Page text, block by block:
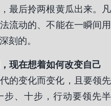
最后拎两根黄瓜出来。凡
流动的、不能在一瞬间用
刻的。
现在想着如何改变自己
的变化而变化，且要领先
步、十步，行动要领先半